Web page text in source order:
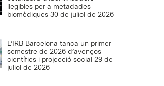
llegibles per a metadades
biomèdiques 30 de juliol de 2026
L’IRB Barcelona tanca un primer
semestre de 2026 d’avenços
científics i projecció social 29 de
juliol de 2026